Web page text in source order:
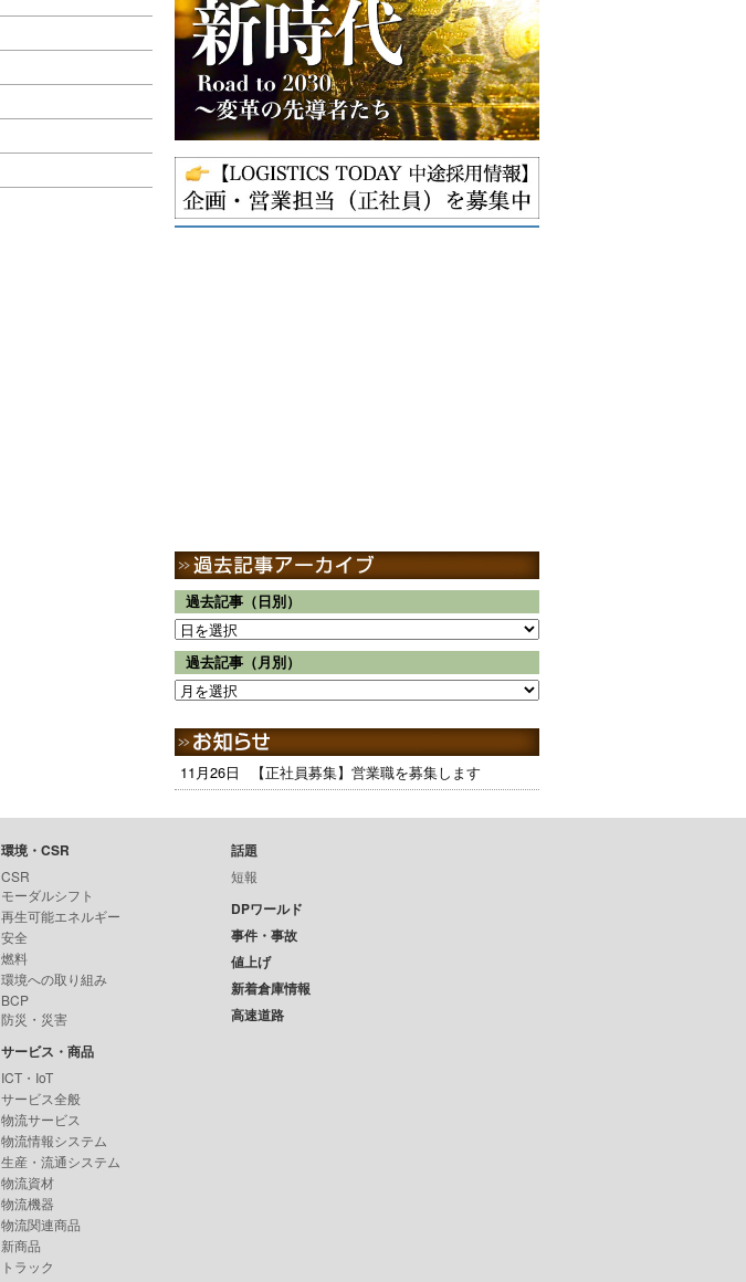
過去記事（日別）
過去記事（月別）
11月26日 【正社員募集】営業職を募集します
環境・CSR
CSR
モーダルシフト
再生可能エネルギー
安全
燃料
環境への取り組み
BCP
防災・災害
サービス・商品
ICT・IoT
サービス全般
物流サービス
物流情報システム
生産・流通システム
物流資材
物流機器
物流関連商品
新商品
トラック
話題
短報
DPワールド
事件・事故
値上げ
新着倉庫情報
高速道路